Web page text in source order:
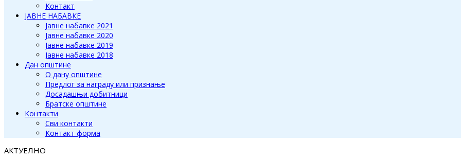
Контакт
ЈАВНЕ НАБАВКЕ
Јавне набавке 2021
Јавне набавке 2020
Јавне набавке 2019
Јавне набавке 2018
Дан општине
О дану општине
Предлог за награду или признање
Досадашњи добитници
Братске општине
Контакти
Сви контакти
Контакт форма
АКТУЕЛНО